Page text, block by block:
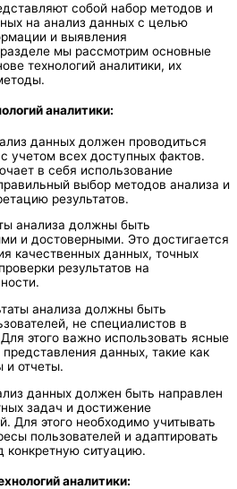
собой набор методов и
на анализ данных с целью
и выявления
мы рассмотрим основные
технологий аналитики, их
аналитики:
данных должен проводиться
учетом всех доступных фактов.
в себя использование
выбор методов анализа и
результатов.
анализа должны быть
и достоверными. Это достигается
качественных данных, точных
результатов на
анализа должны быть
не специалистов в
этого важно использовать ясные
данных, такие как
и отчеты.
данных должен быть направлен
задач и достижение
Для этого необходимо учитывать
пользователей и адаптировать
конкретную ситуацию.
аналитики: